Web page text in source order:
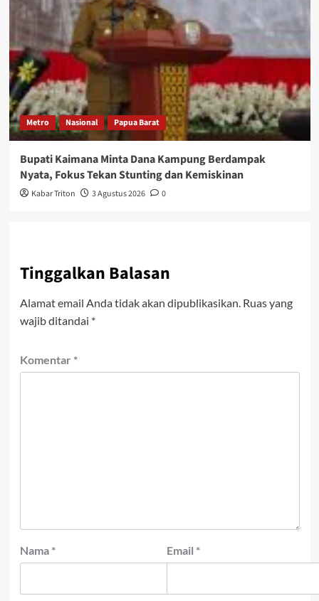
Metro Nasional Papua Barat
Bupati Kaimana Minta Dana Kampung Berdampak
Nyata, Fokus Tekan Stunting dan Kemiskinan
Kabar Triton 3 Agustus 2026 0
Tinggalkan Balasan
Alamat email Anda tidak akan dipublikasikan. Ruas yang
wajib ditandai *
Komentar *
Nama * Email *